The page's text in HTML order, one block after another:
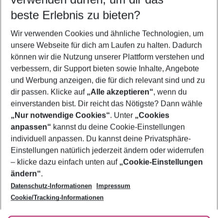
5-8 Nächte
2 Erwachsene Keine Kinder
Mehr Filter anzeigen
Footer
Footer navigation
Über uns
AGB
Bestpreisgarantie
Cookie-Einstellungen ändern
Cookie-Richtlinie
Agenturbetreuung
Barrierefreies Reisen
Folge uns
beste Erlebnis zu bieten?
Wir verwenden Cookies und ähnliche Technologien, um
unsere Webseite für dich am Laufen zu halten. Dadurch
können wir die Nutzung unserer Plattform verstehen und
verbessern, dir Support bieten sowie Inhalte, Angebote
und Werbung anzeigen, die für dich relevant sind und zu
dir passen. Klicke auf „Alle akzeptieren“, wenn du
einverstanden bist. Dir reicht das Nötigste? Dann wähle
„Nur notwendige Cookies“. Unter „Cookies
anpassen“ kannst du deine Cookie-Einstellungen
individuell anpassen. Du kannst deine Privatsphäre-
Einstellungen natürlich jederzeit ändern oder widerrufen
– klicke dazu einfach unten auf „Cookie-Einstellungen
ändern“.
Datenschutz-Informationen
Impressum
Cookie/Tracking-Informationen